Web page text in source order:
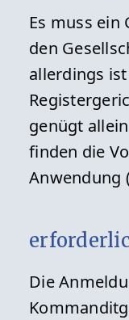
Es muss
den
allerdings
genügt
finden die
Anwendung
Die